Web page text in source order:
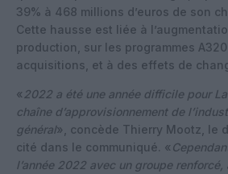
39% à 468 millions d’euros de son
Cette hausse est liée à
production, sur les programmes
acquisitions, et à des effets de
« 2022 a été une année difficile pour
chaîne d’approvisionnement de
général», concède Thierry Mootz, le
cité dans le communiqué. «
l’année 2022 avec un groupe